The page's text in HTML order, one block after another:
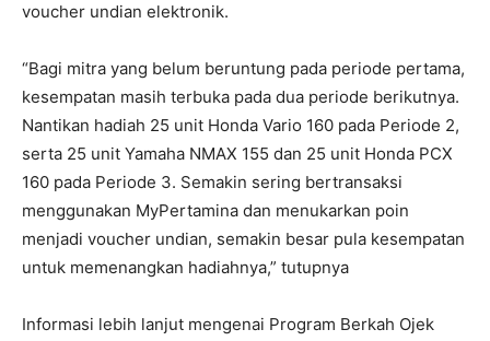
voucher undian elektronik.
“Bagi mitra yang belum beruntung pada periode pertama,
kesempatan masih terbuka pada dua periode berikutnya.
Nantikan hadiah 25 unit Honda Vario 160 pada Periode 2,
serta 25 unit Yamaha NMAX 155 dan 25 unit Honda PCX
160 pada Periode 3. Semakin sering bertransaksi
menggunakan MyPertamina dan menukarkan poin
menjadi voucher undian, semakin besar pula kesempatan
untuk memenangkan hadiahnya,” tutupnya
Informasi lebih lanjut mengenai Program Berkah Ojek